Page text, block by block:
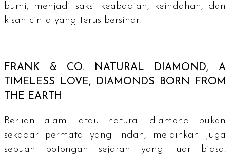
bumi, menjadi saksi keabadian, keindahan, dan
kisah cinta yang terus bersinar.
FRANK & CO. NATURAL DIAMOND, A
TIMELESS LOVE, DIAMONDS BORN FROM
THE EARTH
Berlian alami atau natural diamond
bukan
sekadar permata yang indah, melainkan juga
sebuah potongan sejarah yang luar biasa.